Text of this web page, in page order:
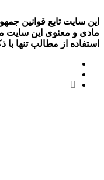
این سایت تابع قوانین
مادی و معنوی این سایت
استفاده از مطالب تنها